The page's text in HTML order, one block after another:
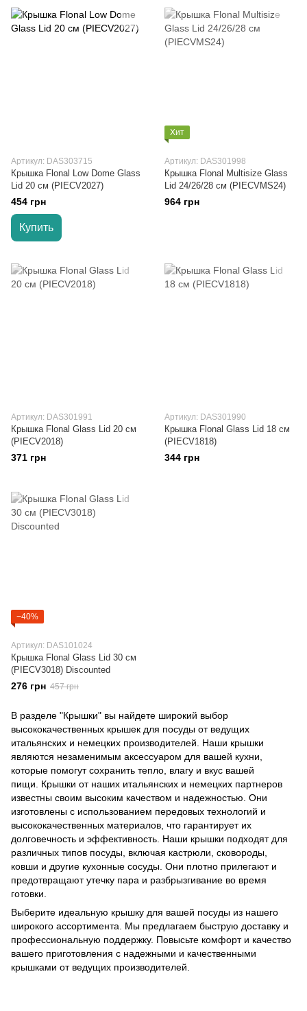
Артикул: DAS303715
Крышка Flonal Low Dome Glass
Lid 20 см (PIECV2027)
454 грн
Купить
Хит
Артикул: DAS301998
Крышка Flonal Multisize Glass
Lid 24/26/28 см (PIECVMS24)
964 грн
Артикул: DAS301991
Крышка Flonal Glass Lid 20 см
(PIECV2018)
371 грн
Артикул: DAS301990
Крышка Flonal Glass Lid 18 см
(PIECV1818)
344 грн
−40%
Артикул: DAS101024
Крышка Flonal Glass Lid 30 см
(PIECV3018) Discounted
276 грн 457 грн
В разделе "Крышки" вы найдете широкий выбор
высококачественных крышек для посуды от ведущих
итальянских и немецких производителей. Наши крышки
являются незаменимым аксессуаром для вашей кухни,
которые помогут сохранить тепло, влагу и вкус вашей
пищи. Крышки от наших итальянских и немецких партнеров
известны своим высоким качеством и надежностью. Они
изготовлены с использованием передовых технологий и
высококачественных материалов, что гарантирует их
долговечность и эффективность. Наши крышки подходят для
различных типов посуды, включая кастрюли, сковороды,
ковши и другие кухонные сосуды. Они плотно прилегают и
предотвращают утечку пара и разбрызгивание во время
готовки.
Выберите идеальную крышку для вашей посуды из нашего
широкого ассортимента. Мы предлагаем быструю доставку и
профессиональную поддержку. Повысьте комфорт и качество
вашего приготовления с надежными и качественными
крышками от ведущих производителей.